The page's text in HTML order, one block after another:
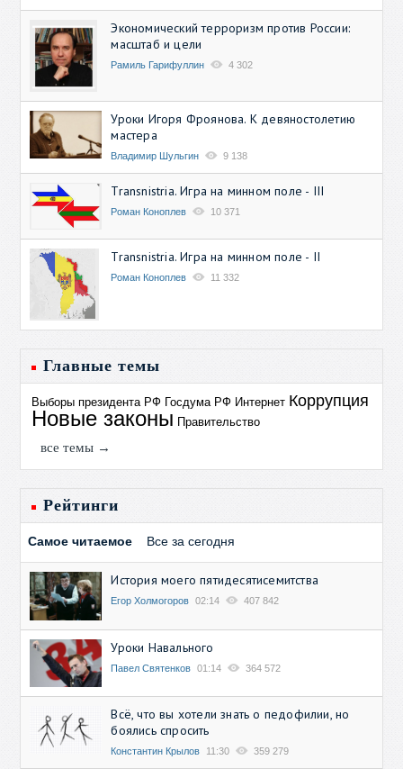
Экономический терроризм против России:
масштаб и цели
Рамиль Гарифуллин 4 302
Уроки Игоря Фроянова. К девяностолетию
мастера
Владимир Шульгин 9 138
Transnistria. Игра на минном поле - III
Роман Коноплев 10 371
Transnistria. Игра на минном поле - II
Роман Коноплев 11 332
Главные темы
Выборы президента РФ Госдума РФ Интернет Коррупция
Новые законы Правительство
все темы →
Рейтинги
Самое читаемое Все за сегодня
История моего пятидесятисемитства
Егор Холмогоров 02:14 407 842
Уроки Навального
Павел Святенков 01:14 364 572
Всё, что вы хотели знать о педофилии, но
боялись спросить
Константин Крылов 11:30 359 279